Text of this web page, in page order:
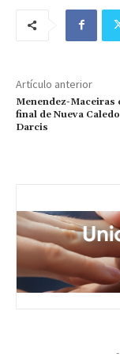
Artículo anterior
Menendez-Maceiras
final de Nueva
Darcis